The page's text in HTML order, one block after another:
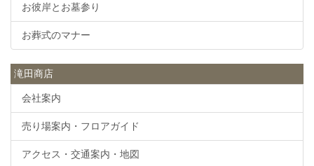
お彼岸とお墓参り
お葬式のマナー
滝田商店
会社案内
売り場案内・フロアガイド
アクセス・交通案内・地図